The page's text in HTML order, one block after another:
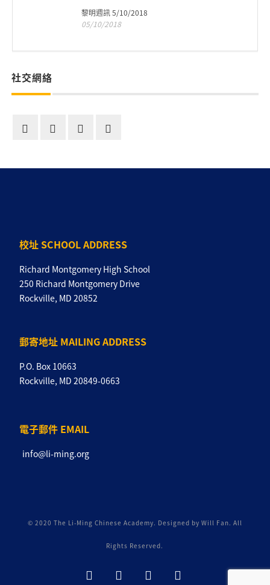
黎明週訊 5/10/2018
05/10/2018
社交網絡
校址 SCHOOL ADDRESS
Richard Montgomery High School
250 Richard Montgomery Drive
Rockville, MD 20852
郵寄地址 MAILING ADDRESS
P.O. Box 10663
Rockville, MD 20849-0663
電子郵件 EMAIL
info@li-ming.org
© 2020 The Li-Ming Chinese Academy. Designed by Will Fan. All
Rights Reserved.